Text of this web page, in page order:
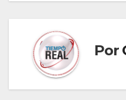
Por